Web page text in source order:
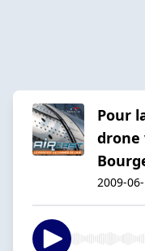
Pour
drone
2009-